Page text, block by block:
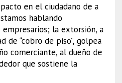
en el ciudadano de a
hablando
la extorsión, a
de “cobro de piso”, golpea
comerciante, al dueño de
que sostiene la